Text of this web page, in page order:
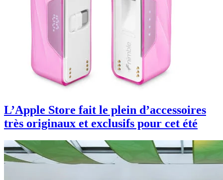
L’Apple Store fait le plein d’accessoires
très originaux et exclusifs pour cet été